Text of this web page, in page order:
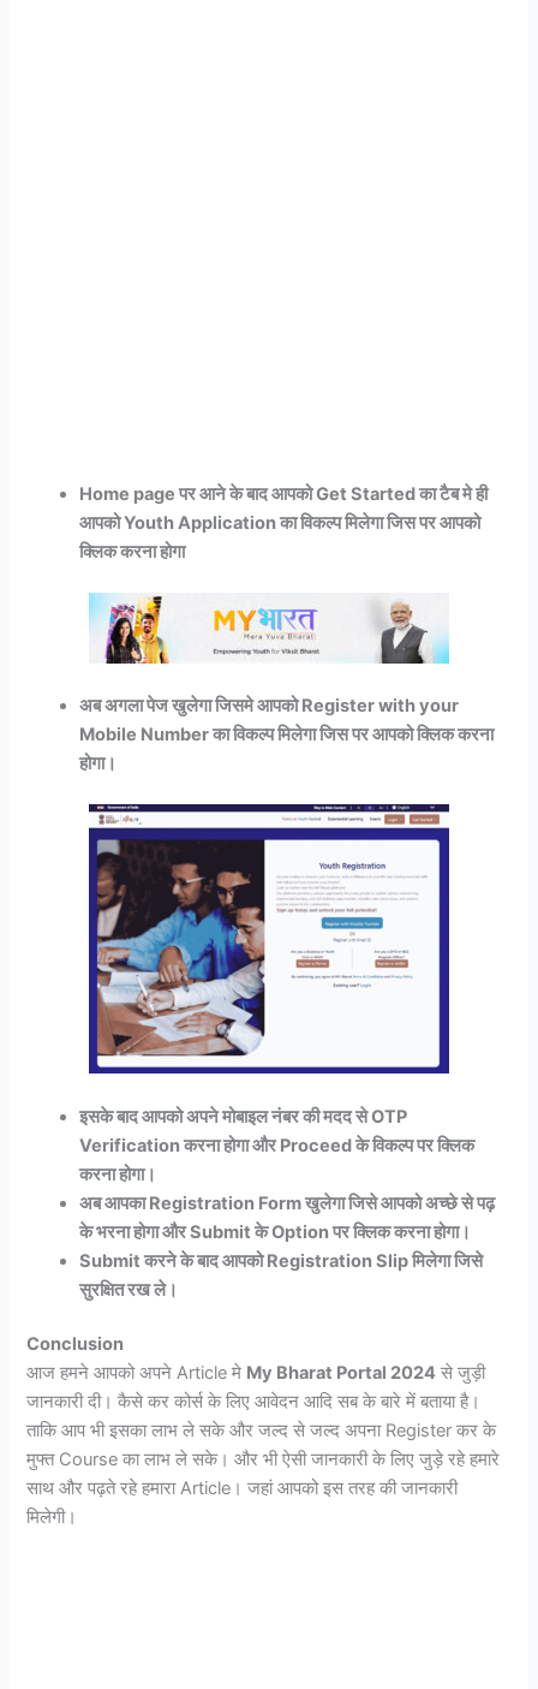
Home page पर आने के बाद आपको Get Started का टैब मे ही
आपको Youth Application का विकल्प मिलेगा जिस पर आपको
क्लिक करना होगा
अब अगला पेज खुलेगा जिसमे आपको Register with your
Mobile Number का विकल्प मिलेगा जिस पर आपको क्लिक करना
होगा।
इसके बाद आपको अपने मोबाइल नंबर की मदद से OTP
Verification करना होगा और Proceed के विकल्प पर क्लिक
करना होगा।
अब आपका Registration Form खुलेगा जिसे आपको अच्छे से पढ़
के भरना होगा और Submit के Option पर क्लिक करना होगा।
Submit करने के बाद आपको Registration Slip मिलेगा जिसे
सुरक्षित रख ले।
Conclusion
आज हमने आपको अपने Article मे My Bharat Portal 2024 से जुड़ी
जानकारी दी। कैसे कर कोर्स के लिए आवेदन आदि सब के बारे में बताया है।
ताकि आप भी इसका लाभ ले सके और जल्द से जल्द अपना Register कर के
मुफ्त Course का लाभ ले सके। और भी ऐसी जानकारी के लिए जुड़े रहे हमारे
साथ और पढ़ते रहे हमारा Article। जहां आपको इस तरह की जानकारी
मिलेगी।